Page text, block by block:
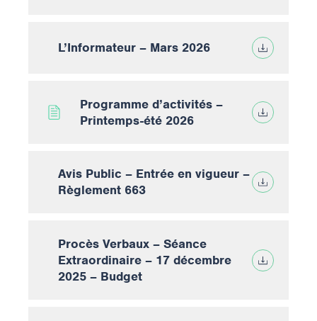
L’Informateur – Mars 2026
Programme d’activités –
Printemps-été 2026
Avis Public – Entrée en vigueur –
Règlement 663
Procès Verbaux – Séance
Extraordinaire – 17 décembre
2025 – Budget